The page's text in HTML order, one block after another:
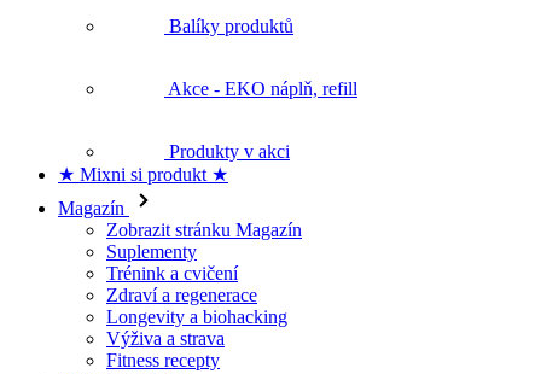
Magazín
Zobrazit stránku Magazín
Suplementy
Trénink a cvičení
Zdraví a regenerace
Longevity a biohacking
Výživa a strava
Fitness recepty
Doprava a platba
Časté otázky